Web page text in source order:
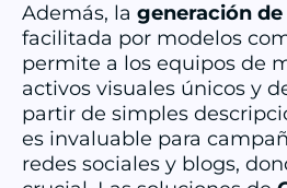
Además, la generación
facilitada por modelos
permite a los equipos de
activos visuales únicos y
partir de simples
es invaluable para
redes sociales y blogs,